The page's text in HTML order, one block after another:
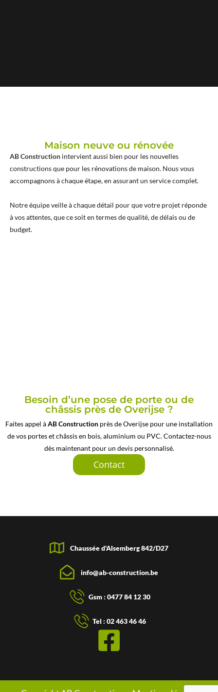
Maison neuve ou rénovée
AB Construction intervient aussi bien pour les nouvelles
constructions que pour les rénovations de maison. Nous vous
accompagnons à chaque étape, en assurant un service complet.
Notre équipe veille à chaque détail pour que votre projet réponde
à vos attentes, que ce soit en termes de qualité, de délais ou de
budget.
Besoin d’une pose de porte ou de
châssis près de Overijse ?
Faites appel àAB Construction près de Overijse pour une installation
de vos portes et châssis en bois, aluminium ou PVC. Contactez-nous
dès maintenant pour un devis personnalisé.
Contact
Chaussée d'Alsemberg 842/D27
info@ab-construction.be
Gsm : 0477 84 12 30
Tel : 02 463 46 46